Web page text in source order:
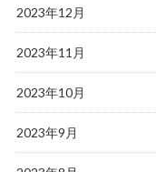
2023年12月
2023年11月
2023年10月
2023年9月